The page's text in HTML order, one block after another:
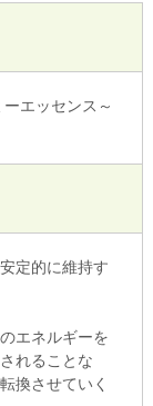
エッセンス～
定的に維持す
エネルギーを
れることな
換させていく